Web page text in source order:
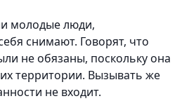
молодые люди,
снимают. Говорят, что
не обязаны, поскольку она
территории. Вызывать же
не входит.